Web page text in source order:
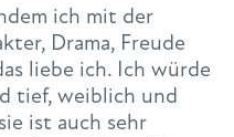
ich mit der
Drama, Freude
liebe ich. Ich würde
tief, weiblich und
ist auch sehr